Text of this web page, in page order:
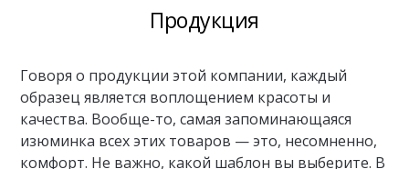
Продукция
Говоря о продукции этой компании, каждый
образец является воплощением красоты и
качества. Вообще-то, самая запоминающаяся
изюминка всех этих товаров — это, несомненно,
комфорт. Не важно, какой шаблон вы выберите. В